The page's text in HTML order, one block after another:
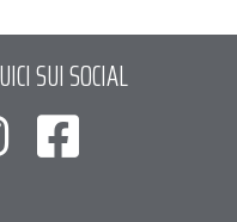
SUI SOCIAL